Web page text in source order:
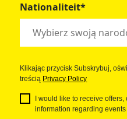
Nationaliteit*
Klikając przycisk Subskrybuj,
treścią Privacy Policy
I would like to receive
information regarding